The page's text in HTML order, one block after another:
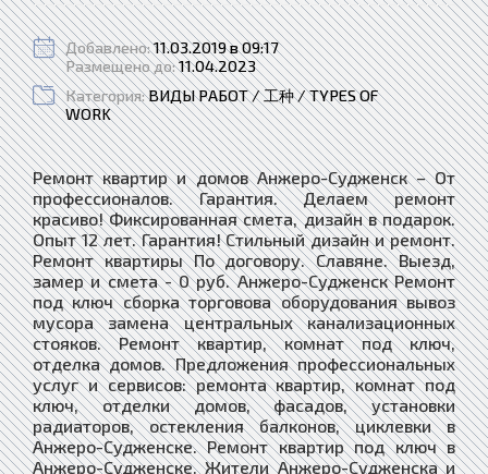
Добавлено:11.03.2019 в 09:17
Размещено до:11.04.2023
Категория:ВИДЫ РАБОТ / 工种 / TYPES OF
WORK
Ремонт квартир и домов Анжеро-Судженск – От
профессионалов. Гарантия. Делаем ремонт
красиво! Фиксированная смета, дизайн в подарок.
Опыт 12 лет. Гарантия! Стильный дизайн и ремонт.
Ремонт квартиры По договору. Славяне. Выезд,
замер и смета - 0 руб. Анжеро-Судженск Ремонт
под ключ сборка торговова оборудования вывоз
мусора замена центральных канализационных
стояков. Ремонт квартир, комнат под ключ,
отделка домов. Предложения профессиональных
услуг и сервисов: ремонта квартир, комнат под
ключ, отделки домов, фасадов, установки
радиаторов, остекления балконов, циклевки в
Анжеро-Судженске. Ремонт квартир под ключ в
Анжеро-Судженске. Жители Анжеро-Судженска и